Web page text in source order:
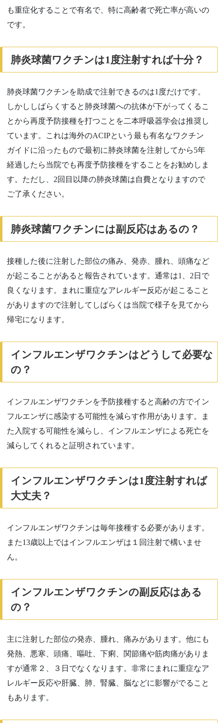
も重症化することで有名で、特に高齢者で死亡率が高いの
です。
肺炎球菌ワクチンは1 度注射すれば十分？
肺炎球菌ワクチンを助成で注射できるのは1 度だけです。
しかししばらくすると肺炎球菌への抗体が下がってくるこ
とから再度予防接種を打つことを二本呼吸器学会は推奨し
ています。これは海外のACIPという最も有名なワクチン
ガイドに沿ったもので最初に肺炎球菌を注射してから5年
経過したら当院でも再度予防接種をすることをお勧めしま
す。ただし、2回目以降の肺炎球菌は自費となりますので
ご了承ください。
肺炎球菌ワクチンには副反応はあるの？
接種した後に注射した部位の痛み、発赤、腫れ、頭痛など
が起こることがあると報告されています。通常は1、2日で
良くなります。まれに重症なアレルギー反応が起こること
がありますので注射してしばらくは当院で様子を見てから
帰宅になります。
インフルエンザワクチンはどうして必要な
の？
インフルエンザワクチンを予防接種すると高齢の方でイン
フルエンザに感染する可能性を減らす作用があります。ま
た入院する可能性を減らし、インフルエンザによる死亡を
減らしてくれると証明されています。
インフルエンザワクチンは1 度注射すれば
大丈夫？
インフルエンザワクチンは毎年接種する必要があります。
また13歳以上ではインフルエンザは１回注射で構いませ
ん。
インフルエンザワクチンの副反応はある
の？
主に注射した部位の発赤、腫れ、痛みがあります。他にも
発熱、悪寒、頭痛、嘔吐、下痢、関節痛や筋肉痛がありま
すが通常２、３日でなくなります。非常にまれに重症なア
レルギー反応や肝臓、肺、腎臓、脳などに影響がでること
もあります。